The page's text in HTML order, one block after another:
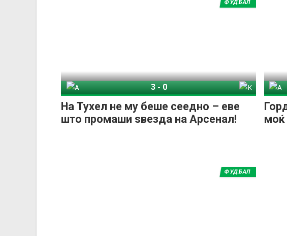
На Тухел не му беше сеедно – еве
што промаши ѕвезда на Арсенал!
ФУДБАЛ
3-0
моќ
ФУДБАЛ